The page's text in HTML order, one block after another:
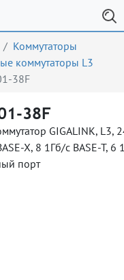
Коммутаторы
коммутаторы L3
38F
38F
GIGALINK, L3,
X, 8 1Гб/с BASE-T, 6
порт